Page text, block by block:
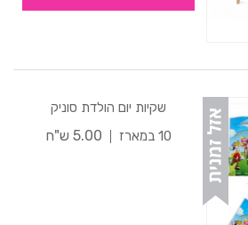
שקיות יום הולדת סוניק
10 במארז
5.00 ש"ח